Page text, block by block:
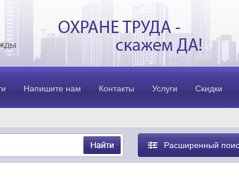
Напишите нам Контакты Услуги Скидки
Расширенный